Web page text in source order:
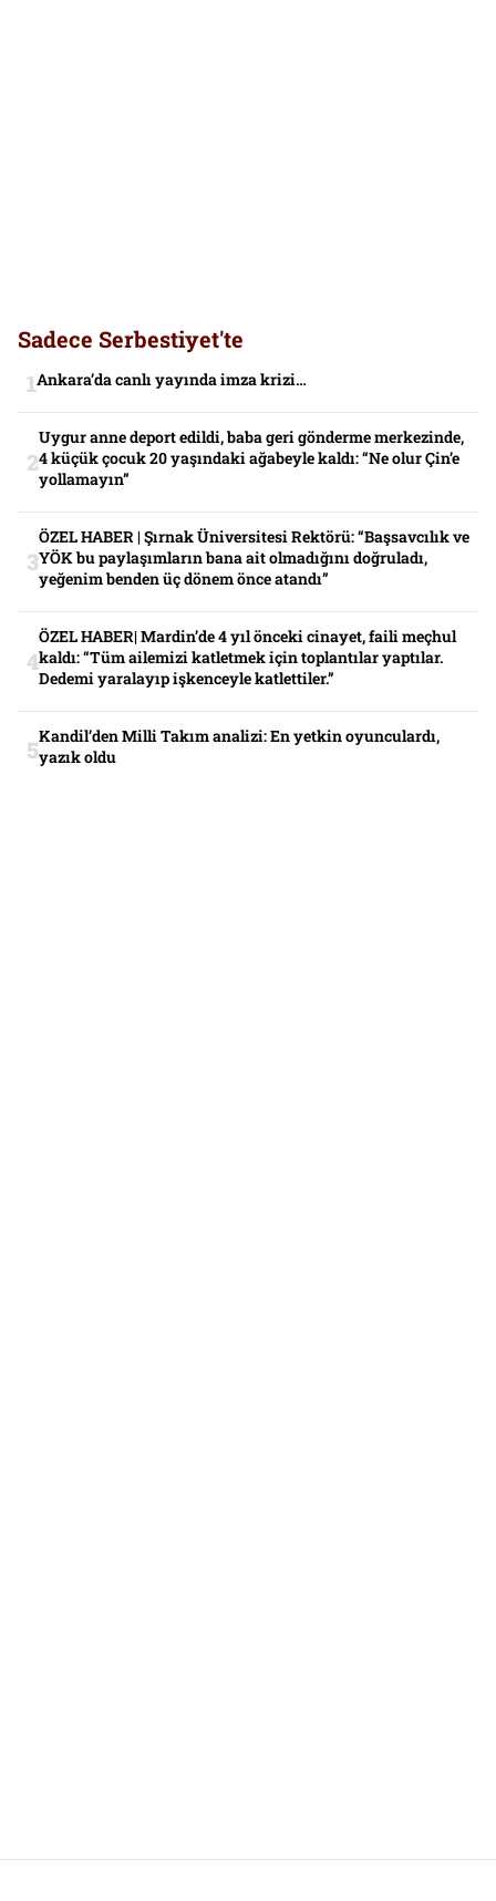
Sadece Serbestiyet'te
Ankara’da canlı yayında imza krizi…
Uygur anne deport edildi, baba geri gönderme merkezinde,
4 küçük çocuk 20 yaşındaki ağabeyle kaldı: “Ne olur Çin’e
yollamayın”
ÖZEL HABER | Şırnak Üniversitesi Rektörü: “Başsavcılık ve
YÖK bu paylaşımların bana ait olmadığını doğruladı,
yeğenim benden üç dönem önce atandı”
ÖZEL HABER| Mardin’de 4 yıl önceki cinayet, faili meçhul
kaldı: “Tüm ailemizi katletmek için toplantılar yaptılar.
Dedemi yaralayıp işkenceyle katlettiler.”
Kandil’den Milli Takım analizi: En yetkin oyunculardı,
yazık oldu